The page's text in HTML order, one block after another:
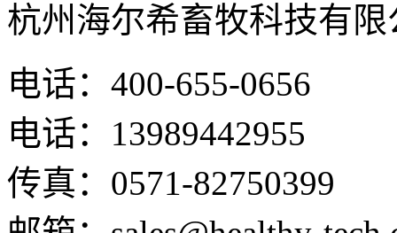
杭州海尔希畜牧科技有限
电话：400-655-0656
电话：13989442955
传真：0571-82750399